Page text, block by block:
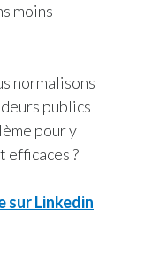
States
moins
normalisons
publics
pour y
efficaces ?
sur Linkedin